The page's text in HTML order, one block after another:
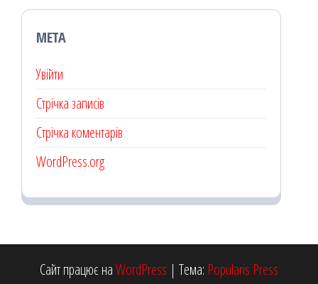
МЕТА
Увійти
Стрічка записів
Стрічка коментарів
WordPress.org
Сайт працює наWordPress | Тема: Popularis Press